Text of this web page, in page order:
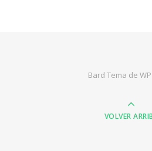
Bard Tema de
VOLVER